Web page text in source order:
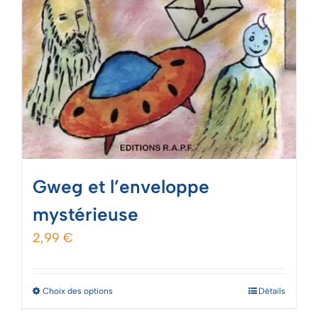
Gweg et l’enveloppe
mystérieuse
2,99 €
Choix des optionsCe
Détails